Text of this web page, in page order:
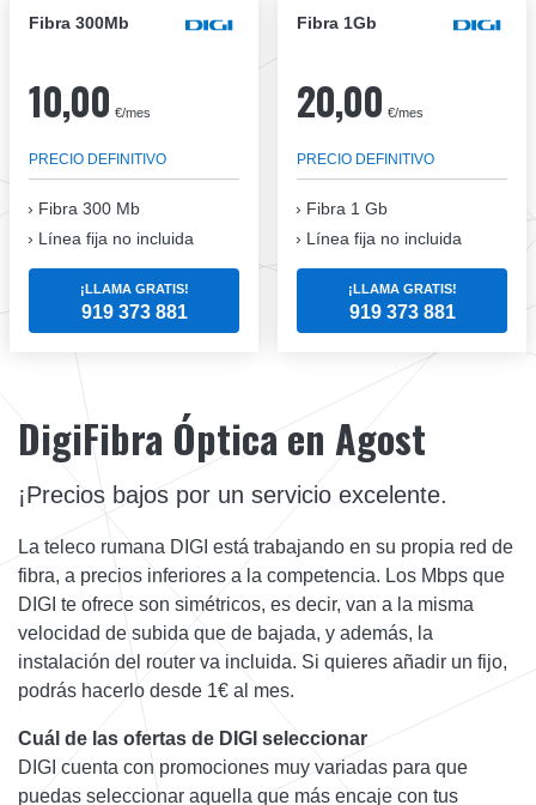
Fibra 300Mb
10,00 €/mes
PRECIO DEFINITIVO
Fibra 300 Mb
Línea fija no incluida
¡LLAMA GRATIS!
919 373 881
Fibra 1Gb
20,00 €/mes
PRECIO DEFINITIVO
Fibra 1 Gb
Línea fija no incluida
¡LLAMA GRATIS!
919 373 881
DigiFibra Óptica en Agost
¡Precios bajos por un servicio excelente.
La teleco rumana DIGI está trabajando en su propia red de
fibra, a precios inferiores a la competencia. Los Mbps que
DIGI te ofrece son simétricos, es decir, van a la misma
velocidad de subida que de bajada, y además, la
instalación del router va incluida. Si quieres añadir un fijo,
podrás hacerlo desde 1€ al mes.
Cuál de las ofertas de DIGI seleccionar
DIGI cuenta con promociones muy variadas para que
puedas seleccionar aquella que más encaje con tus